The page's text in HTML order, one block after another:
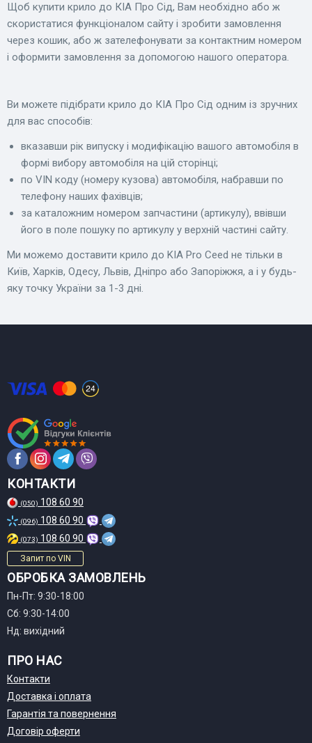
Щоб купити крило до КІА Про Сід, Вам необхідно або ж
скористатися функціоналом сайту і зробити замовлення
через кошик, або ж зателефонувати за контактним номером
і оформити замовлення за допомогою нашого оператора.
Ви можете підібрати крило до КІА Про Сід одним із зручних
для вас способів:
вказавши рік випуску і модифікацію вашого автомобіля в
формі вибору автомобіля на цій сторінці;
по VIN коду (номеру кузова) автомобіля, набравши по
телефону наших фахівців;
за каталожним номером запчастини (артикулу), ввівши
його в поле пошуку по артикулу у верхній частині сайту.
Ми можемо доставити крило до KIA Pro Ceed не тільки в
Київ, Харків, Одесу, Львів, Дніпро або Запоріжжя, а і у будь-
яку точку України за 1-3 дні.
КОНТАКТИ
(050) 108 60 90
(096) 108 60 90
(073) 108 60 90
Запит по VIN
ОБРОБКА ЗАМОВЛЕНЬ
Пн-Пт: 9:30-18:00
Сб: 9:30-14:00
Нд: вихідний
ПРО НАС
Контакти
Доставка і оплата
Гарантія та повернення
Договір оферти